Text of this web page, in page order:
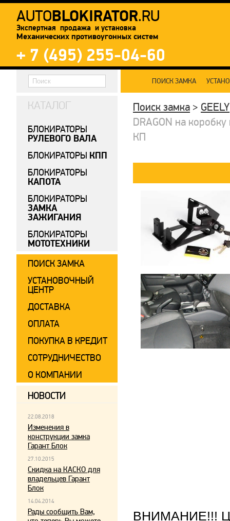
AUTOBLOKIRATOR.RU
Экспертная продажа и установка
Механических противоугонных систем
+ 7 (495) 255-04-60
ПОИСК ЗАМКА
Поиск замка > GEELY
DRAGON на
КП
ВНИМАНИЕ!!!
КАТАЛОГ
БЛОКИРАТОРЫ
РУЛЕВОГО ВАЛА
БЛОКИРАТОРЫ КПП
БЛОКИРАТОРЫ
КАПОТА
БЛОКИРАТОРЫ
ЗАМКА
ЗАЖИГАНИЯ
БЛОКИРАТОРЫ
МОТОТЕХНИКИ
ПОИСК ЗАМКА
УСТАНОВОЧНЫЙ
ЦЕНТР
ДОСТАВКА
ОПЛАТА
ПОКУПКА В КРЕДИТ
СОТРУДНИЧЕСТВО
О КОМПАНИИ
НОВОСТИ
22.08.2018
Изменения в
конструкции замка
Гарант Блок
27.10.2015
Скидка на КАСКО для
владельцев Гарант
Блок
14.04.2014
Рады сообщить Вам,